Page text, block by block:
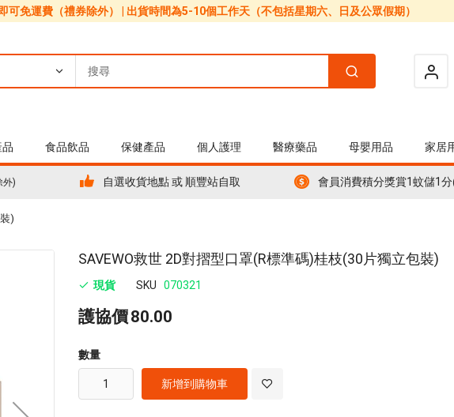
可免運費（禮券除外） | 出貨時間為5-10個工作天（不包括星期六、日及公眾假期）
食品飲品 保健產品 個人護理 醫療藥品 母嬰用品 家居
外) 自選收貨地點 或 順豐站自取 會員消費積分獎賞1蚊儲1分
)
SAVEWO救世 2D對摺型口罩(R標準碼)桂枝(30片獨立包裝)
現貨 SKU 070321
護協價80.00
數量
新增到購物車
beginning
images
gallery